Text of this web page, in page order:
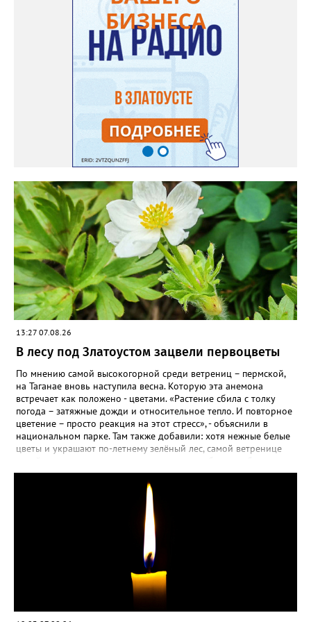
на удивление хорошей: из пяти семян из каждой пачки четыре
взошли даже без стратификации. После покупки (по весне)
садовод советует сразу убрать семена в холодильник на два
месяца, а место посадки - мульчировать мелкой корой. Семена
самосевом в ней отлично прорастают. Если иногда срезать
сухие цветы и стряхивать семена вокруг куртины, лаванда
весной прорастет сама. Ещё один секрет – этот символ
Прованса не любит «вкусную» почву. Добавляйте в посадочную
яму гравий и песок – требуется хороший дренаж. В первый год
Екатерина рекомендует цветы убирать, чтобы силы куста
пошли на наращивание корневой системы. А со второго года
пусть лаванда цветёт во всю силу! Фото: Екатерина Бойко,
специально для «Златоуст.инфо». Обсуждение новости здесь
ВКОНТАКТЕ https://vk.com/newszlatoust74
13:27 07.08.26
В лесу под Златоустом зацвели первоцветы
По мнению самой высокогорной среди ветрениц – пермской,
на Таганае вновь наступила весна. Которую эта анемона
встречает как положено - цветами. «Растение сбила с толку
погода – затяжные дожди и относительное тепло. И повторное
цветение – просто реакция на этот стресс», - объяснили в
национальном парке. Там также добавили: хотя нежные белые
цветы и украшают по-летнему зелёный лес, самой ветренице
силы перед долгой зимовкой.